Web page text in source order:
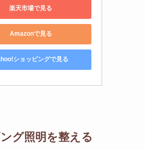
楽天市場で見る
Amazonで見る
ショッピングで見る
グ照明を整える